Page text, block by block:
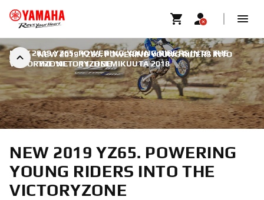
NEW 2019 YZ65. POWERING YOUNG RIDERS INTO
THE VICTORYZONE
NEW 2019 YZ65. POWERING YOUNG RIDERS INTO THE
VICTORYZONE | 11. HELMIKUUTA 2018
NEW 2019 YZ65. POWERING
YOUNG RIDERS INTO THE
VICTORYZONE